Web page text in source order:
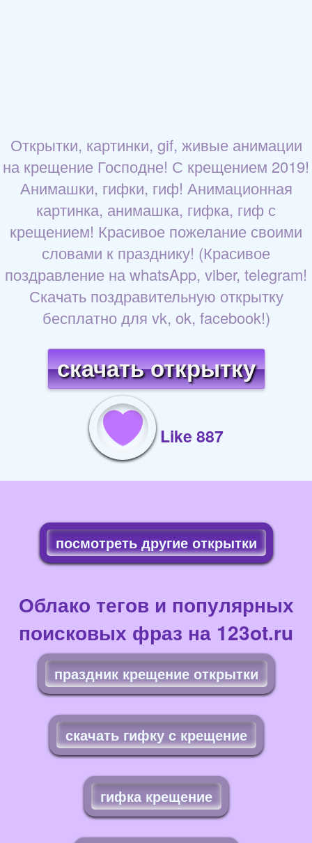
Открытки, картинки, gif, живые анимации
на крещение Господне! С крещением 2019!
Анимашки, гифки, гиф! Анимационная
картинка, анимашка, гифка, гиф с
крещением! Красивое пожелание своими
словами к празднику! (Красивое
поздравление на whatsApp, viber, telegram!
Скачать поздравительную открытку
бесплатно для vk, ok, facebook!)
скачать открытку
Like 887
посмотреть другие открытки
Облако тегов и популярных
поисковых фраз на 123ot.ru
праздник крещение открытки
скачать гифку с крещение
гифка крещение